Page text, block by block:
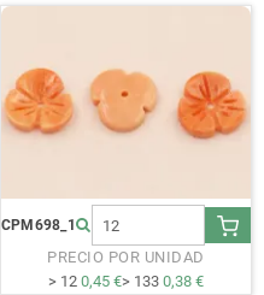
CPM698_1
PRECIO POR UNIDAD
> 12 0,45 €> 133 0,38 €